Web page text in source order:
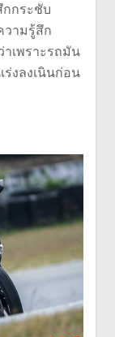
กระชับ
ามรู้สึก
เพราะรถมัน
ร่งลงเนินก่อน